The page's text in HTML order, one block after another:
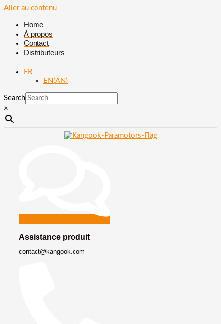
Aller au contenu
Home
À propos
Contact
Distributeurs
FR
EN(AN)
Search
×
Assistance produit
contact@kangook.com